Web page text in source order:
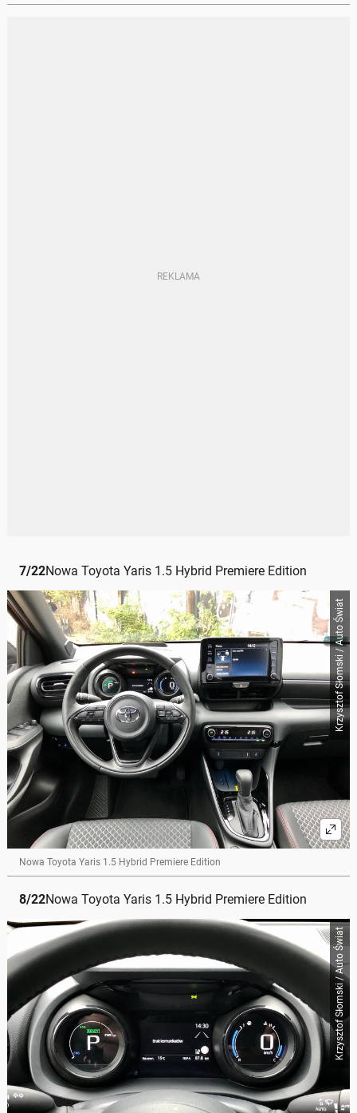
7/22Nowa Toyota Yaris 1.5 Hybrid Premiere Edition
Krzysztof Słomski / Auto Świat
Nowa Toyota Yaris 1.5 Hybrid Premiere Edition
8/22Nowa Toyota Yaris 1.5 Hybrid Premiere Edition
Krzysztof Słomski / Auto Świat